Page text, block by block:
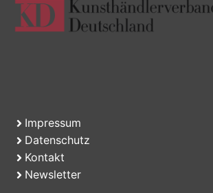
Impressum
Datenschutz
Kontakt
Newsletter